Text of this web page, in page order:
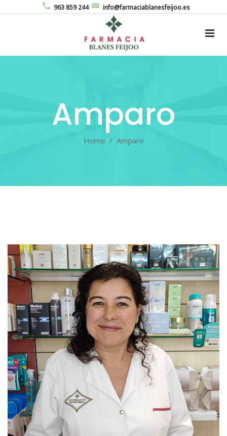
963 859 244 info@farmaciablanesfeijoo.es
Amparo
Home / Amparo